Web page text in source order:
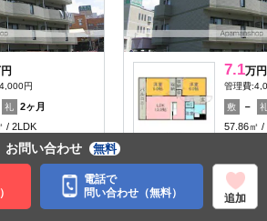
円
礼
2ヶ月
2LDK
前駅 徒歩13分
岡市東区下原１丁
7.1万円
管理費
敷 －
57.86㎡
収納
お問い合わせ 無料
電話で
問い合わせ（無料）
追加